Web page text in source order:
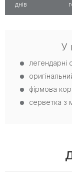
днів
У
легендарні
фірмова
серветка з